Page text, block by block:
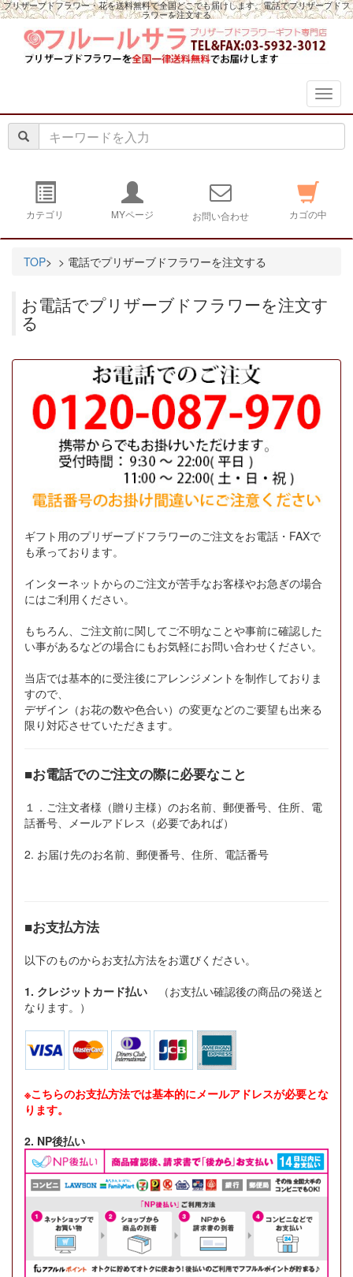
プリザーブドフラワー・花を送料無料で全国どこでも届けします。電話でプリザーブドフ
ラワーを注文する
カテゴリ MYページ お問い合わせ カゴの中
TOP> > 電話でプリザーブドフラワーを注文する
お電話でプリザーブドフラワーを注文す
る
ギフト用のプリザーブドフラワーのご注文をお電話・FAXで
も承っております。
インターネットからのご注文が苦手なお客様やお急ぎの場合
にはご利用ください。
もちろん、ご注文前に関してご不明なことや事前に確認した
い事があるなどの場合にもお気軽にお問い合わせください。
当店では基本的に受注後にアレンジメントを制作しておりま
すので、
デザイン（お花の数や色合い）の変更などのご要望も出来る
限り対応させていただきます。
■お電話でのご注文の際に必要なこと
１．ご注文者様（贈り主様）のお名前、郵便番号、住所、電
話番号、メールアドレス（必要であれば）
2. お届け先のお名前、郵便番号、住所、電話番号
■お支払方法
以下のものからお支払方法をお選びください。
1. クレジットカード払い （お支払い確認後の商品の発送と
なります。）
※こちらのお支払方法では基本的にメールアドレスが必要とな
ります。
2. NP後払い